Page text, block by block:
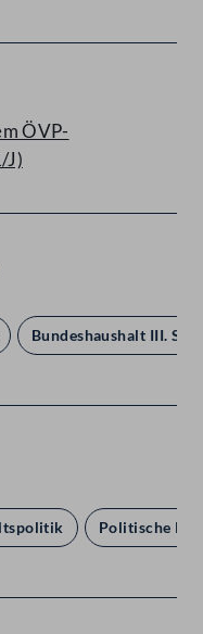
ÖVP-
J)
Bundeshaushalt III.
Politische